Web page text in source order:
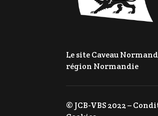
Le site Caveau
région Normandie
© JCB-VBS 2022 –